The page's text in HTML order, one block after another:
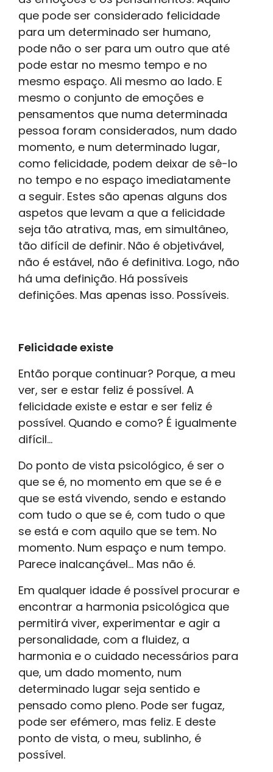
que pode ser considerado felicidade
para um determinado ser humano,
pode não o ser para um outro que até
pode estar no mesmo tempo e no
mesmo espaço. Ali mesmo ao lado. E
mesmo o conjunto de emoções e
pensamentos que numa determinada
pessoa foram considerados, num dado
momento, e num determinado lugar,
como felicidade, podem deixar de sê-lo
no tempo e no espaço imediatamente
a seguir. Estes são apenas alguns dos
aspetos que levam a que a felicidade
seja tão atrativa, mas, em simultâneo,
tão difícil de definir. Não é objetivável,
não é estável, não é definitiva. Logo, não
há uma definição. Há possíveis
definições. Mas apenas isso. Possíveis.
Felicidade existe
Então porque continuar? Porque, a meu
ver, ser e estar feliz é possível. A
felicidade existe e estar e ser feliz é
possível. Quando e como? É igualmente
difícil...
Do ponto de vista psicológico, é ser o
que se é, no momento em que se é e
que se está vivendo, sendo e estando
com tudo o que se é, com tudo o que
se está e com aquilo que se tem. No
momento. Num espaço e num tempo.
Parece inalcançável... Mas não é.
Em qualquer idade é possível procurar e
encontrar a harmonia psicológica que
permitirá viver, experimentar e agir a
personalidade, com a fluidez, a
harmonia e o cuidado necessários para
que, um dado momento, num
determinado lugar seja sentido e
pensado como pleno. Pode ser fugaz,
pode ser efémero, mas feliz. E deste
ponto de vista, o meu, sublinho, é
possível.